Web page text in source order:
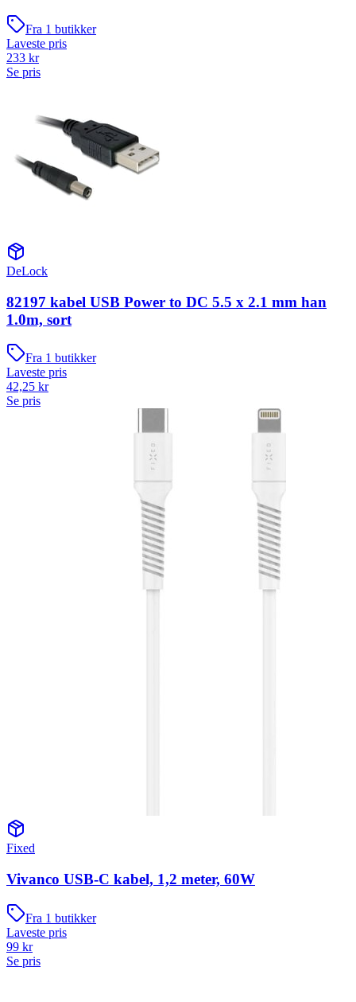
Fra 1 butikker
Laveste pris
233 kr
Se pris
DeLock
82197 kabel USB Power to DC 5.5 x 2.1 mm han
1.0m, sort
Fra 1 butikker
Laveste pris
42,25 kr
Se pris
Fixed
Vivanco USB-C kabel, 1,2 meter, 60W
Fra 1 butikker
Laveste pris
99 kr
Se pris